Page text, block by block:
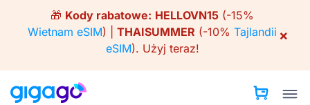
🎁 Kody rabatowe: HELLOVN15 (-15%
Wietnam eSIM) | THAISUMMER (-10% Tajlandii
eSIM). Użyj teraz!
×